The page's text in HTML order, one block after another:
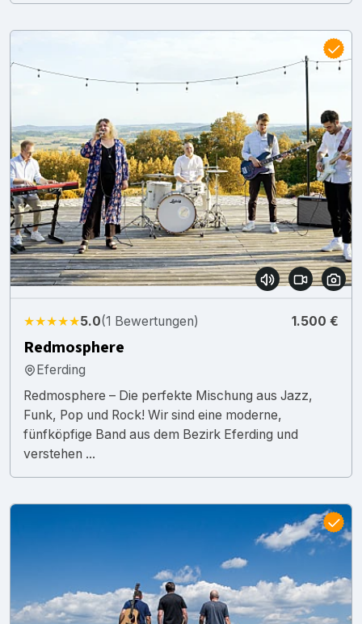
★★★★★5.0(1 Bewertungen) 1.500 €
Redmosphere
Eferding
Redmosphere – Die perfekte Mischung aus Jazz,
Funk, Pop und Rock! Wir sind eine moderne,
fünfköpfige Band aus dem Bezirk Eferding und
verstehen ...